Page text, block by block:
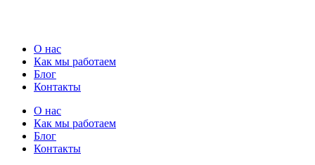
О нас
Как мы работаем
Блог
Контакты
О нас
Как мы работаем
Блог
Контакты